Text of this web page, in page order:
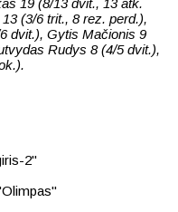
(3/6 trit., 8 rez. perd.),
dvit.), Gytis Mačionis 9
Rudys 8 (4/5 dvit.),
2"